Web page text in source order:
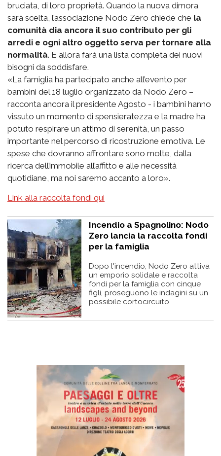
bruciata, di loro proprietà. Quando la nuova dimora
sarà scelta, l’associazione Nodo Zero chiede che la
comunità dia ancora il suo contributo per gli
arredi e ogni altro oggetto serva per tornare alla
normalità. E allora farà una lista completa dei nuovi
bisogni da soddisfare.
«La famiglia ha partecipato anche all’evento per
bambini del 18 luglio organizzato da Nodo Zero –
racconta ancora il presidente Agosto - i bambini hanno
vissuto un momento di spensieratezza e la madre ha
potuto respirare un attimo di serenità, un passo
importante nel percorso di ricostruzione emotiva. Le
spese che dovranno affrontare sono molte, dalla
ricerca dell’immobile all’affitto e alle necessità
quotidiane, ma noi saremo accanto a loro».
Link alla raccolta fondi qui
Incendio a Spagnolino: Nodo
Zero lancia la raccolta fondi
per la famiglia
Dopo l'incendio, Nodo Zero attiva
un emporio solidale e raccolta
fondi per la famiglia con cinque
figli, proseguono le indagini su un
possibile cortocircuito